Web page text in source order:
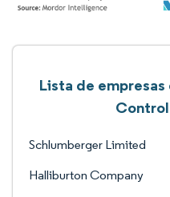
Lista de
Schlumberger Limited
Halliburton Company